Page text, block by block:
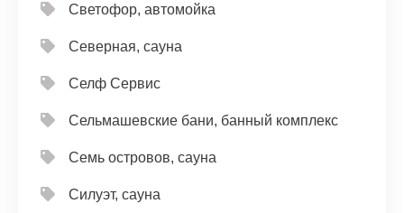
Светофор, автомойка
Северная, сауна
Селф Сервис
Сельмашевские бани, банный комплекс
Семь островов, сауна
Силуэт, сауна